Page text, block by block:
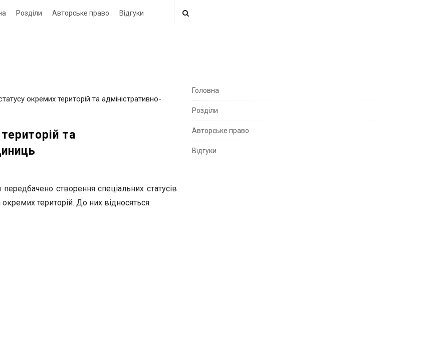
Розділи Авторське право Відгуки
окремих територій та адміністративно-
та
створення спеціальних статусів
територій. До них відносяться:
S
e
S
Головна
Розділи
Авторське право
Відгуки